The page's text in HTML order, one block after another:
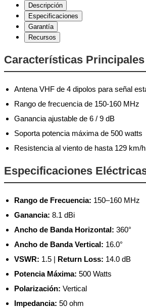
Descripción
Especificaciones
Garantía
Recursos
Características Principales
Antena VHF de 4 dipolos para señal
Rango de frecuencia de 150-160 MHz
Ganancia ajustable de 6 / 9 dB
Soporta potencia máxima de 500 watts
Resistencia al viento de hasta 129 km/h
Especificaciones
Rango de Frecuencia: 150–160 MHz
Ganancia: 8.1 dBi
Ancho de Banda Horizontal: 360°
Ancho de Banda Vertical: 16.0°
VSWR: 1.5 | Return Loss: 14.0 dB
Potencia Máxima: 500 Watts
Polarización: Vertical
Impedancia: 50 ohm